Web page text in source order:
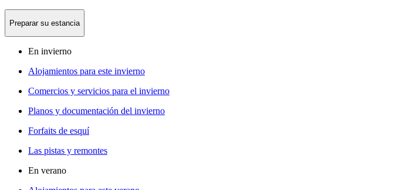
Preparar su estancia
En invierno
Alojamientos para este invierno
Comercios y servicios para el invierno
Planos y documentación del invierno
Forfaits de esquí
Las pistas y remontes
En verano